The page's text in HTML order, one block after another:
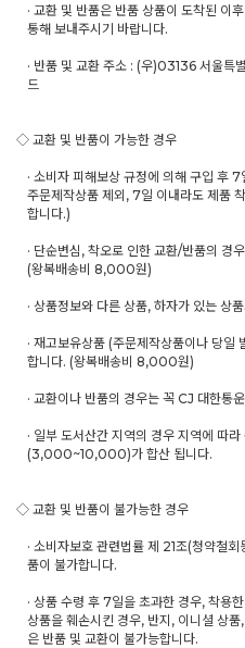
· 교환 및 반품은 반품 상품이 도착된 이
통해 보내주시기 바랍니다.
· 반품 및 교환 주소 : (우)03136 서울특
드
◇ 교환 및 반품이 가능한 경우
· 소비자 피해보상 규정에 의해 구입 후
주문제작상품 제외, 7일 이내라도 제품
합니다.)
· 단순변심, 착오로 인한 교환/반품의 경
(왕복배송비 8,000원)
· 상품정보와 다른 상품, 하자가 있는 상
· 재고보유상품 (주문제작상품이나 당일
합니다. (왕복배송비 8,000원)
· 교환이나 반품의 경우는 꼭 CJ 대한통
· 일부 도서산간 지역의 경우 지역에 따
(3,000~10,000)가 합산 됩니다.
◇ 교환 및 반품이 불가능한 경우
· 소비자보호 관련법률 제 21조(청약철
품이 불가합니다.
· 상품 수령 후 7일을 초과한 경우, 착용
상품을 훼손시킨 경우, 반지, 이니셜 상
은 반품 및 교환이 불가능합니다.